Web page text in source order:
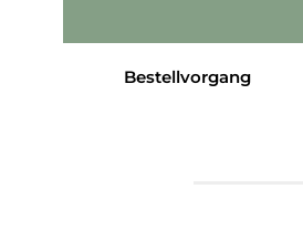
Bestellvorgang